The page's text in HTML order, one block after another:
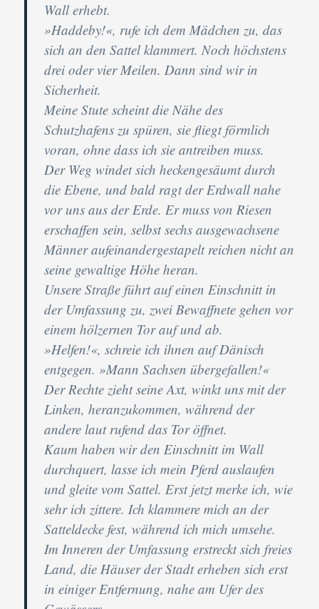
Wall erhebt.
»Haddeby!«, rufe ich dem Mädchen zu, das
sich an den Sattel klammert. Noch höchstens
drei oder vier Meilen. Dann sind wir in
Sicherheit.
Meine Stute scheint die Nähe des
Schutzhafens zu spüren, sie fliegt förmlich
voran, ohne dass ich sie antreiben muss.
Der Weg windet sich heckengesäumt durch
die Ebene, und bald ragt der Erdwall nahe
vor uns aus der Erde. Er muss von Riesen
erschaffen sein, selbst sechs ausgewachsene
Männer aufeinandergestapelt reichen nicht an
seine gewaltige Höhe heran.
Unsere Straße führt auf einen Einschnitt in
der Umfassung zu, zwei Bewaffnete gehen vor
einem hölzernen Tor auf und ab.
»Helfen!«, schreie ich ihnen auf Dänisch
entgegen. »Mann Sachsen übergefallen!«
Der Rechte zieht seine Axt, winkt uns mit der
Linken, heranzukommen, während der
andere laut rufend das Tor öffnet.
Kaum haben wir den Einschnitt im Wall
durchquert, lasse ich mein Pferd auslaufen
und gleite vom Sattel. Erst jetzt merke ich, wie
sehr ich zittere. Ich klammere mich an der
Satteldecke fest, während ich mich umsehe.
Im Inneren der Umfassung erstreckt sich freies
Land, die Häuser der Stadt erheben sich erst
in einiger Entfernung, nahe am Ufer des